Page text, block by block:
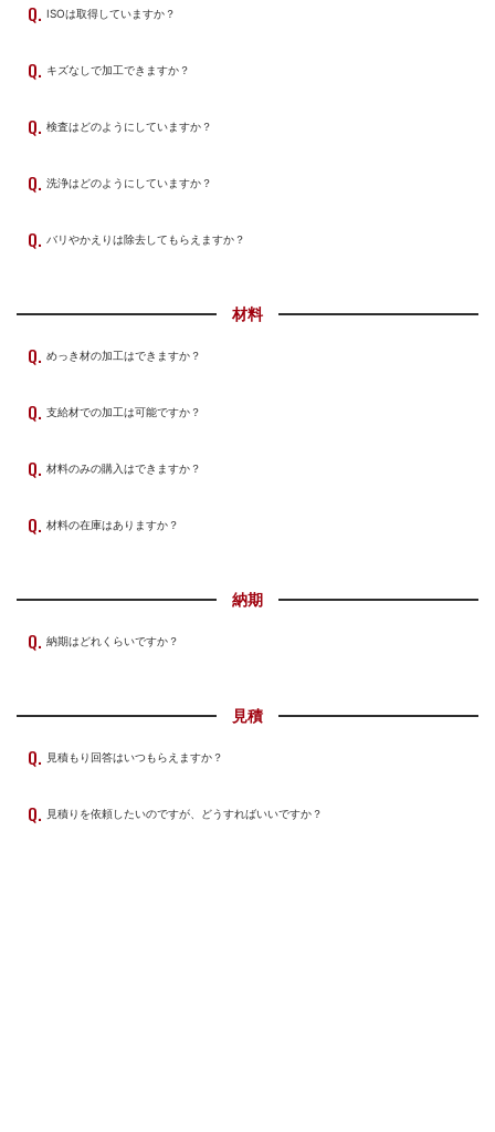
ISOは取得していますか？
キズなしで加工できますか？
検査はどのようにしていますか？
洗浄はどのようにしていますか？
バリやかえりは除去してもらえますか？
材料
めっき材の加工はできますか？
支給材での加工は可能ですか？
材料のみの購入はできますか？
材料の在庫はありますか？
納期
納期はどれくらいですか？
見積
見積もり回答はいつもらえますか？
見積りを依頼したいのですが、どうすればいいですか？